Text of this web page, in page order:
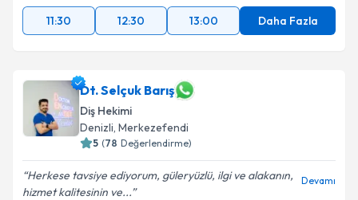
11:30
12:30 13:00 Daha Fazla
Dt. Selçuk Barış
Diş Hekimi
Denizli, Merkezefendi
5 (78 Değerlendirme)
Herkese tavsiye ediyorum, güleryüzlü, ilgi ve alakanın,
hizmet kalitesinin ve...
Devamı